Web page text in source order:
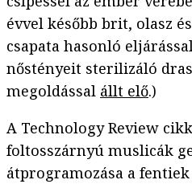
évvel később brit, olasz
csapata hasonló
nőstényeit sterilizáló
megoldással állt elő.)
A Technology Review
foltosszárnyú muslicák
átprogramozása a